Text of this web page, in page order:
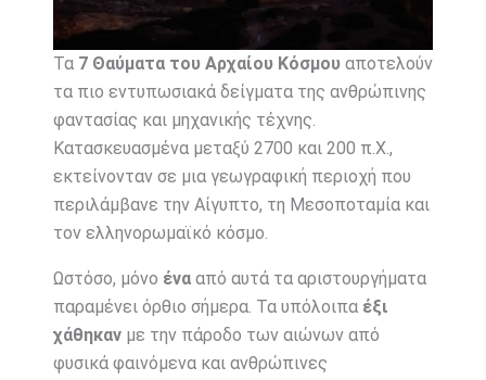
Τα 7 Θαύματα του Αρχαίου Κόσμουαποτελούν
τα πιο εντυπωσιακά δείγματα της ανθρώπινης
φαντασίας και μηχανικής τέχνης.
Κατασκευασμένα μεταξύ 2700 και 200 π.Χ.,
εκτείνονταν σε μια γεωγραφική περιοχή που
περιλάμβανε την Αίγυπτο, τη Μεσοποταμία και
τον ελληνορωμαϊκό κόσμο.
Ωστόσο, μόνο ένααπό αυτά τα αριστουργήματα
παραμένει όρθιο σήμερα. Τα υπόλοιπα έξι
χάθηκανμε την πάροδο των αιώνων από
φυσικά φαινόμενα και ανθρώπινες